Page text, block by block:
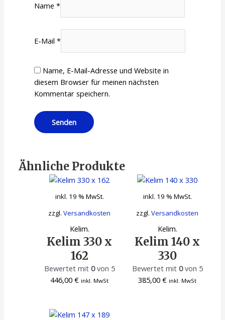
Name*
E-Mail*
Name, E-Mail-Adresse und Website in
diesem Browser für meinen nächsten
Kommentar speichern.
Ähnliche Produkte
inkl. 19 % MwSt.
zzgl.Versandkosten
Kelim.
Kelim 330 x
162
Bewertet mit 0von 5
446,00€ inkl. MwSt
inkl. 19 % MwSt.
zzgl.Versandkosten
Kelim.
Kelim 140 x
330
Bewertet mit 0von 5
385,00€ inkl. MwSt